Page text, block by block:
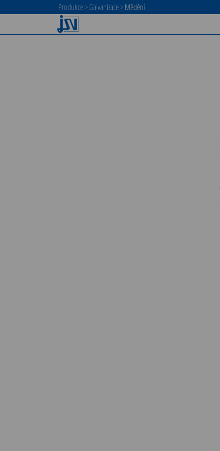
Produkce>Galvanizace>Mědění